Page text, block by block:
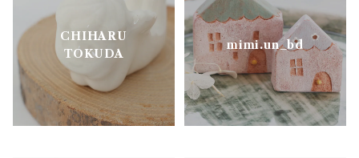
明山窯
よしざわ窯
CHIHARU
TOKUDA
mimi.un_bd